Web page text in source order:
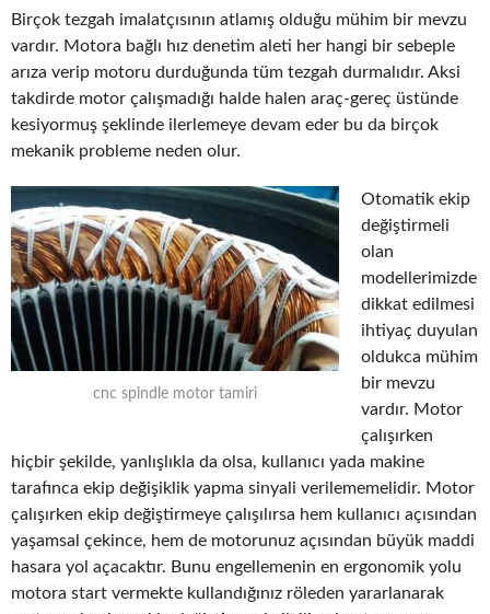
Birçok tezgah imalatçısının atlamış olduğu mühim bir mevzu
vardır. Motora bağlı hız denetim aleti her hangi bir sebeple
arıza verip motoru durduğunda tüm tezgah durmalıdır. Aksi
takdirde motor çalışmadığı halde halen araç-gereç üstünde
kesiyormuş şeklinde ilerlemeye devam eder bu da birçok
mekanik probleme neden olur.
cnc spindle motor tamiri
Otomatik ekip
değiştirmeli
olan
modellerimizde
dikkat edilmesi
ihtiyaç duyulan
oldukca mühim
bir mevzu
vardır. Motor
çalışırken
hiçbir şekilde, yanlışlıkla da olsa, kullanıcı yada makine
tarafınca ekip değişiklik yapma sinyali verilememelidir. Motor
çalışırken ekip değiştirmeye çalışılırsa hem kullanıcı açısından
yaşamsal çekince, hem de motorunuz açısından büyük maddi
hasara yol açacaktır. Bunu engellemenin en ergonomik yolu
motora start vermekte kullandığınız röleden yararlanarak